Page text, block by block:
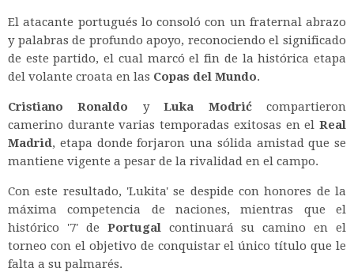
El atacante portugués lo consoló con un fraternal abrazo
y palabras de profundo apoyo, reconociendo el significado
de este partido, el cual marcó el fin de la histórica etapa
del volante croata en las Copas del Mundo.
Cristiano Ronaldo yLuka Modrićcompartieron
camerino durante varias temporadas exitosas en el Real
Madrid, etapa donde forjaron una sólida amistad que se
mantiene vigente a pesar de la rivalidad en el campo.
Con este resultado, 'Lukita' se despide con honores de la
máxima competencia de naciones, mientras que el
histórico '7' de Portugalcontinuará su camino en el
torneo con el objetivo de conquistar el único título que le
falta a su palmarés.